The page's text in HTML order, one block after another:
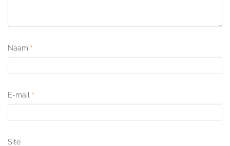
Naam *
E-mail *
Site